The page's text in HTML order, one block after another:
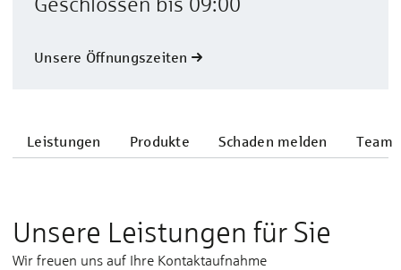
Unsere Öffnungszeiten
Leistungen Produkte Schaden melden Team
Unsere Leistungen für Sie
Wir freuen uns auf Ihre Kontaktaufnahme